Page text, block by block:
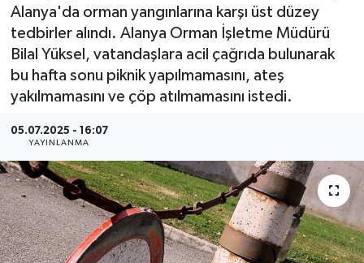
Alanya'da orman yangınlarına karşı üst düzey
tedbirler alındı. Alanya Orman İşletme Müdürü
Bilal Yüksel, vatandaşlara acil çağrıda bulunarak
bu hafta sonu piknik yapılmamasını, ateş
yakılmamasını ve çöp atılmamasını istedi.
05.07.2025 - 16:07
YAYINLANMA
Gazipaşa